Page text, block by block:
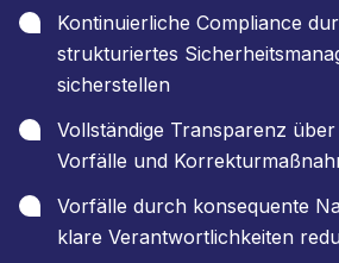
Kontinuierliche Compliance
strukturiertes
sicherstellen
Vollständige Transparenz
Vorfälle und
Vorfälle durch konsequente
klare Verantwortlichkeiten